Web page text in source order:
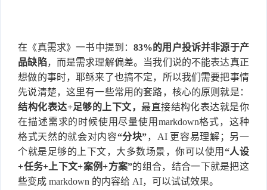
在《真需求》一书中提到：83%的用户投诉并非源于产
品缺陷，而是需求理解偏差。当我们说的不能表达真正
想做的事时，耶稣来了也搞不定，所以我们需要把事情
先说清楚，这里有一些常用的套路，核心的原则就是：
结构化表达+足够的上下文，最直接结构化表达就是你
在描述需求的时候使用尽量使用markdown格式，这种
格式天然的就会对内容“分块”，AI 更容易理解；另一
个就是足够的上下文，大多数场景，你可以使用 “人设
+任务+上下文+案例+方案”的组合，结合一下就是把这
些变成 markdown 的内容给 AI，可以试试效果。